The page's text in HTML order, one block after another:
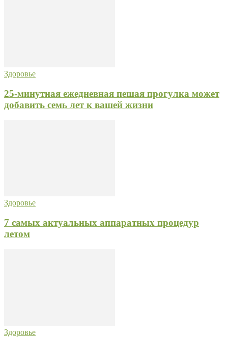
Здоровье
25-минутная ежедневная пешая прогулка может
добавить семь лет к вашей жизни
Здоровье
7 самых актуальных аппаратных процедур
летом
Здоровье